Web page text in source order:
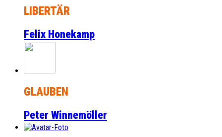
LIBERTÄR
Felix Honekamp
GLAUBEN
Peter Winnemöller